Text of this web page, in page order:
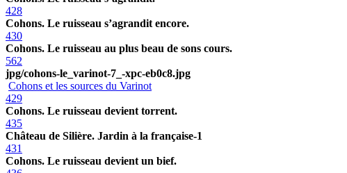
428
Cohons. Le ruisseau s’agrandit encore.
430
Cohons. Le ruisseau au plus beau de sons cours.
562
jpg/cohons-le_varinot-7_-xpc-eb0c8.jpg
Cohons et les sources du Varinot
429
Cohons. Le ruisseau devient torrent.
435
Château de Silière. Jardin à la française-1
431
Cohons. Le ruisseau devient un bief.